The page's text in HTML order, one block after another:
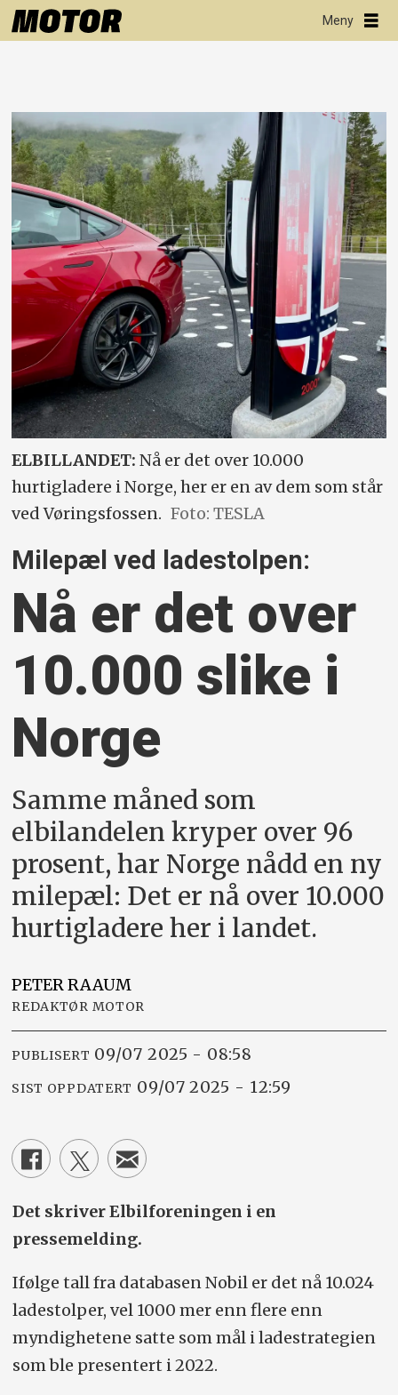
ELBILLANDET: Nå er det over 10.000
hurtigladere i Norge, her er en av dem som står
ved Vøringsfossen. Foto: TESLA
Milepæl ved ladestolpen:
Nå er det over
10.000 slike i
Norge
Samme måned som
elbilandelen kryper over 96
prosent, har Norge nådd en ny
milepæl: Det er nå over 10.000
hurtigladere her i landet.
PETERRAAUM
REDAKTØR MOTOR
PUBLISERT 09/07 2025 - 08:58
SIST OPPDATERT 09/07 2025 - 12:59
Det skriver Elbilforeningen i en
pressemelding.
Ifølge tall fra databasen Nobil er det nå 10.024
ladestolper, vel 1000 mer enn flere enn
myndighetene satte som mål i ladestrategien
som ble presentert i 2022.